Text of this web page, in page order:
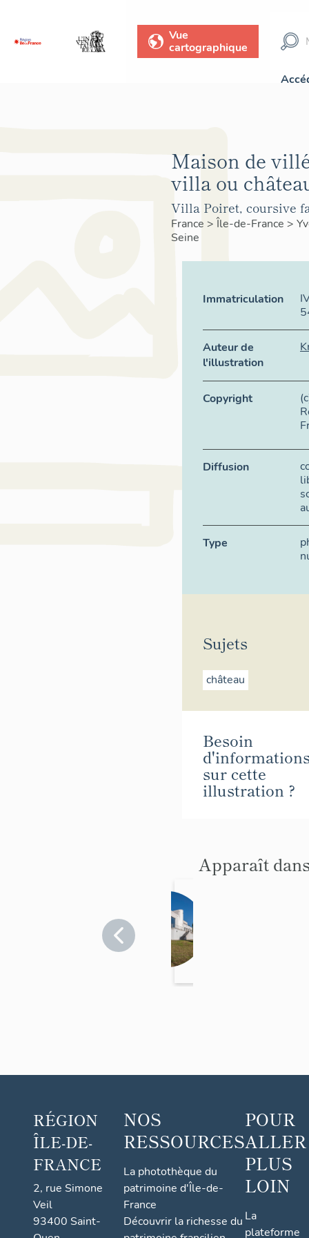
Vue
cartographique
Maison de
villa ou
Villa Poiret, coursive
France >Île-de-France >
Seine
Immatriculation
Auteur de
l'illustration
Copyright
Diffusion
Type
Sujets
château
Besoin
sur cette
illustration ?
Apparaît
RÉGION
ÎLE-DE-
FRANCE
2, rue Simone
Veil
93400 Saint-
NOS
RESSOURCES
La photothèque du
patrimoine d'Île-de-
France
Découvrir la richesse du
POUR
ALLER
PLUS
LOIN
La
plateforme